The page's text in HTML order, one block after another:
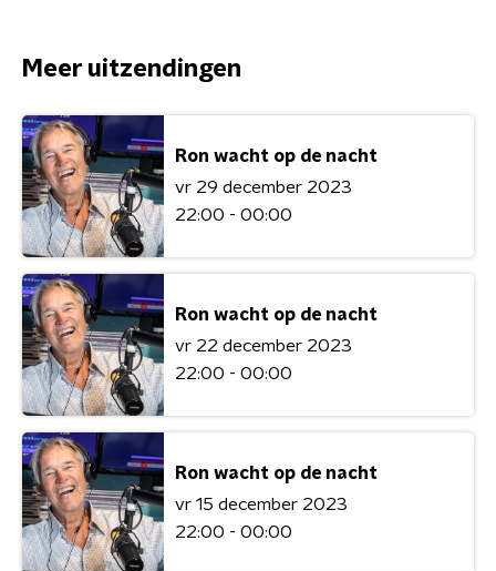
Meer uitzendingen
Ron wacht op de nacht
vr 29 december 2023
22:00 - 00:00
Ron wacht op de nacht
vr 22 december 2023
22:00 - 00:00
Ron wacht op de nacht
vr 15 december 2023
22:00 - 00:00